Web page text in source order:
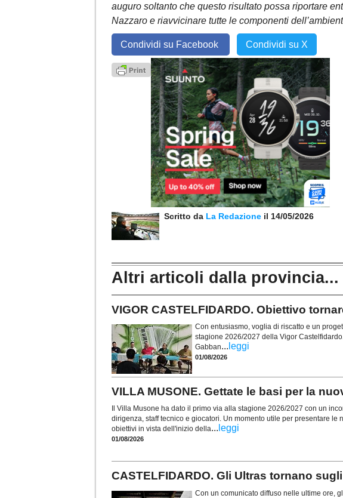
auguro soltanto che questo risultato possa riportare
Nazzaro e riavvicinare tutte le componenti
Condividi su Facebook Condividi su X
Scritto da La Redazione il 14/05/2026
Altri articoli dalla provincia...
VIGOR CASTELFIDARDO. Obiettivo
Con entusiasmo, voglia di riscatto e un
stagione 2026/2027 della Vigor
Gabban... leggi
01/08/2026
VILLA MUSONE. Gettate le basi per la
Il Villa Musone ha dato il primo via alla stagione 2026/2027 con un
dirigenza, staff tecnico e giocatori. Un momento utile per presentare le
obiettivi in vista dell'inizio della... leggi
01/08/2026
CASTELFIDARDO. Gli Ultras tornano
Con un comunicato diffuso nelle ultime ore,